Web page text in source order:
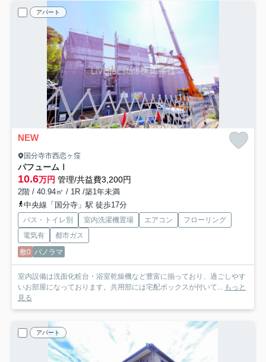
アパート
NEW
国分寺市西恋ヶ窪
パフュームⅠ
10.6万円 管理/共益費3,200円
2階 / 40.94㎡ / 1R /築1年未満
中央線「国分寺」駅 徒歩17分
バス・トイレ別 室内洗濯機置場 エアコン
フローリング
電気有
都市ガス
敷0 パノラマ
室内設備は洗面化粧台・浴室乾燥機など豊富に揃っており、過ごしやす
いお部屋になっております。共用部には宅配ボックスが付いて... もっと
見る
アパート